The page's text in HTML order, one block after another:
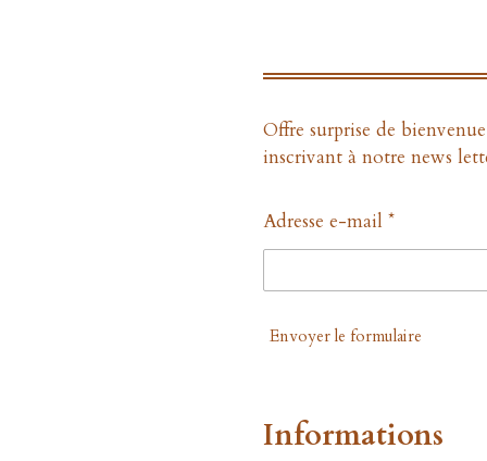
Offre surprise de
inscrivant à notre news
Adresse e-mail *
Envoyer le formulaire
Informations